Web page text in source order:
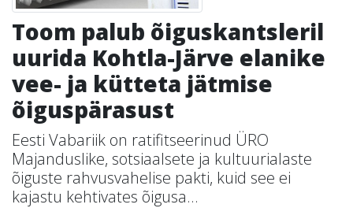
Toom palub õiguskantsleril
uurida Kohtla-Järve elanike
vee- ja kütteta jätmise
õiguspärasust
Eesti Vabariik on ratifitseerinud ÜRO
Majanduslike, sotsiaalsete ja kultuurialaste
õiguste rahvusvahelise pakti, kuid see ei
kajastu kehtivates õigusa...